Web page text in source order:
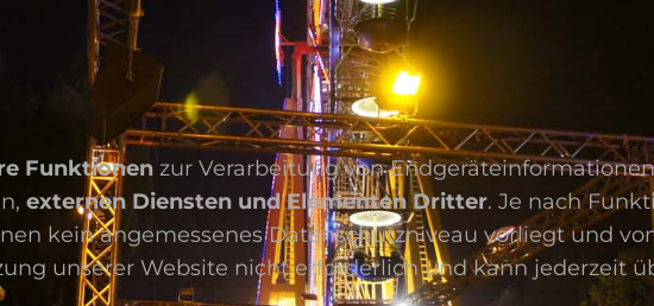
Funktionen zur Verarbeitung von
externen Diensten und Elementen Dritter. Je nach
kein angemessenes Datenschutzniveau vorliegt und
unserer Website nicht erforderlich und kann jederzeit